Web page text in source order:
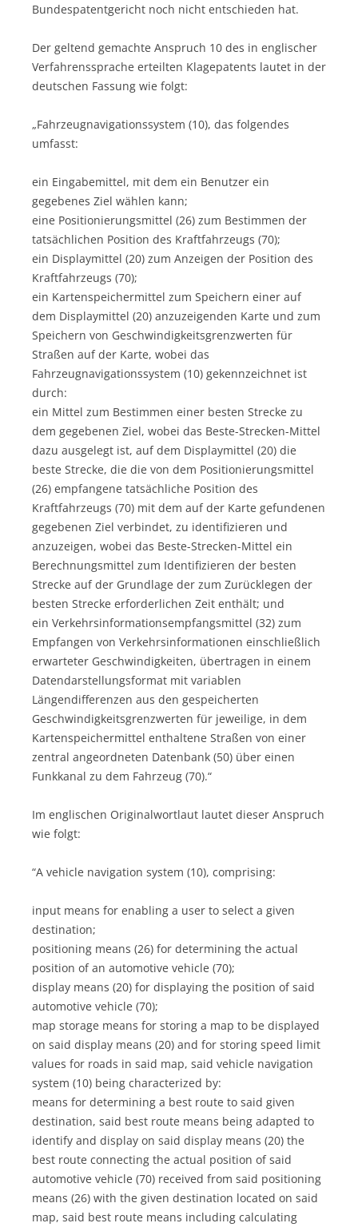
Bundespatentgericht noch nicht entschieden hat.
Der geltend gemachte Anspruch 10 des in englischer
Verfahrenssprache erteilten Klagepatents lautet in der
deutschen Fassung wie folgt:
„Fahrzeugnavigationssystem (10), das folgendes
umfasst:
ein Eingabemittel, mit dem ein Benutzer ein
gegebenes Ziel wählen kann;
eine Positionierungsmittel (26) zum Bestimmen der
tatsächlichen Position des Kraftfahrzeugs (70);
ein Displaymittel (20) zum Anzeigen der Position des
Kraftfahrzeugs (70);
ein Kartenspeichermittel zum Speichern einer auf
dem Displaymittel (20) anzuzeigenden Karte und zum
Speichern von Geschwindigkeitsgrenzwerten für
Straßen auf der Karte, wobei das
Fahrzeugnavigationssystem (10) gekennzeichnet ist
durch:
ein Mittel zum Bestimmen einer besten Strecke zu
dem gegebenen Ziel, wobei das Beste-Strecken-Mittel
dazu ausgelegt ist, auf dem Displaymittel (20) die
beste Strecke, die die von dem Positionierungsmittel
(26) empfangene tatsächliche Position des
Kraftfahrzeugs (70) mit dem auf der Karte gefundenen
gegebenen Ziel verbindet, zu identifizieren und
anzuzeigen, wobei das Beste-Strecken-Mittel ein
Berechnungsmittel zum Identifizieren der besten
Strecke auf der Grundlage der zum Zurücklegen der
besten Strecke erforderlichen Zeit enthält; und
ein Verkehrsinformationsempfangsmittel (32) zum
Empfangen von Verkehrsinformationen einschließlich
erwarteter Geschwindigkeiten, übertragen in einem
Datendarstellungsformat mit variablen
Längendifferenzen aus den gespeicherten
Geschwindigkeitsgrenzwerten für jeweilige, in dem
Kartenspeichermittel enthaltene Straßen von einer
zentral angeordneten Datenbank (50) über einen
Funkkanal zu dem Fahrzeug (70).“
Im englischen Originalwortlaut lautet dieser Anspruch
wie folgt:
“A vehicle navigation system (10), comprising:
input means for enabling a user to select a given
destination;
positioning means (26) for determining the actual
position of an automotive vehicle (70);
display means (20) for displaying the position of said
automotive vehicle (70);
map storage means for storing a map to be displayed
on said display means (20) and for storing speed limit
values for roads in said map, said vehicle navigation
system (10) being characterized by:
means for determining a best route to said given
destination, said best route means being adapted to
identify and display on said display means (20) the
best route connecting the actual position of said
automotive vehicle (70) received from said positioning
means (26) with the given destination located on said
map, said best route means including calculating